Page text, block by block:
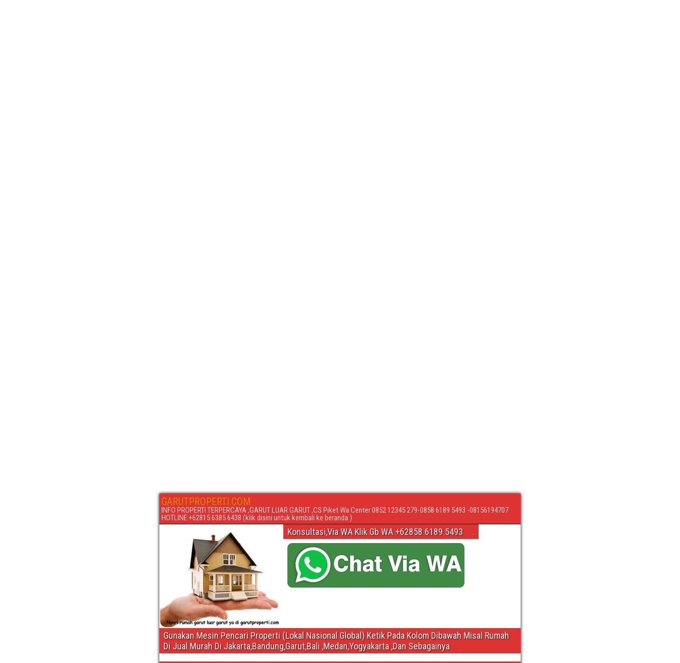
GARUTPROPERTI.COM
INFO PROPERTI TERPERCAYA ,GARUT LUAR GARUT ,CS Piket Wa Center 0852 12345 279-0858 6189 5493 -08156194707
HOTLINE +62815 6385 6438 (klik disini untuk kembali ke beranda )
Konsultasi,Via WA Klik Gb WA +62858 6189 5493 .
Gunakan Mesin Pencari Properti (Lokal Nasional Global) Ketik Pada Kolom Dibawah Misal Rumah
Di Jual Murah Di Jakarta,Bandung,Garut,Bali ,Medan,Yogyakarta ,Dan Sebagainya